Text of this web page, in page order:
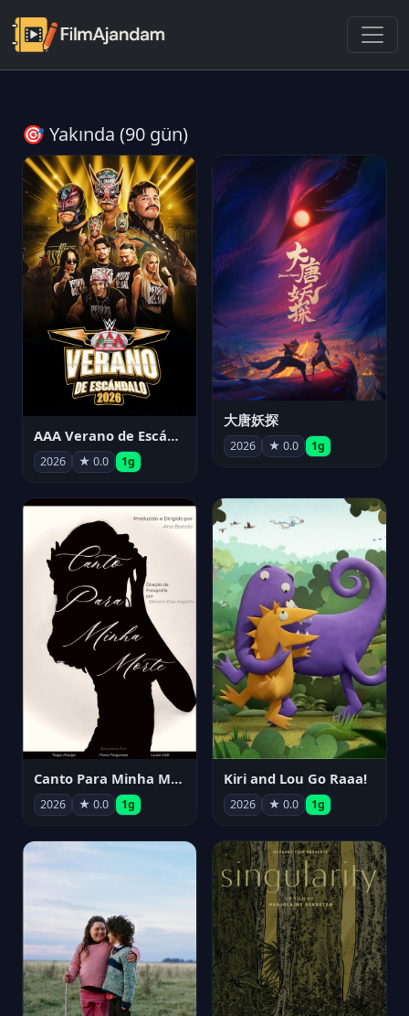
🎯 Yakında (90 gün)
AAA Verano de Escándalo 2026 - Week 3
2026 ★ 0.0 1g
大唐妖探
2026 ★ 0.0 1g
Canto Para Minha Morte
2026 ★ 0.0 1g
Kiri and Lou Go Raaa!
2026 ★ 0.0 1g